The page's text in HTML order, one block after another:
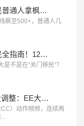
2026年加拿大移民普通人拿枫叶卡只剩两条路：雇主担保+钞能力
飙至500+，普通人几
2026年加拿大移民全指南！12大主流移民方式全面解析
不是在“关门移民”？
加拿大移民政策大调整：EE大洗牌，留学生实习工签取消！
）动作频频，连续两
…